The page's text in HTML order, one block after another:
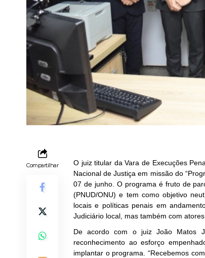
Compartilhar
O juiz titular da Vara de Execuções
Nacional de Justiça em missão do
07 de junho. O programa é fruto de
(PNUD/ONU) e tem como objetivo
locais e políticas penais em
Judiciário local, mas também com
De acordo com o juiz João Matos
reconhecimento ao esforço
implantar o programa. “Recebemos